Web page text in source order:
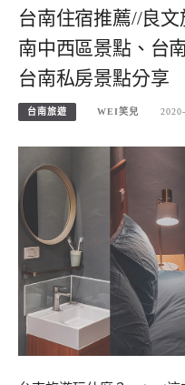
台南住宿推薦//良
南中西區景點、台
台南私房景點分享
台南旅遊 WEI笑兒